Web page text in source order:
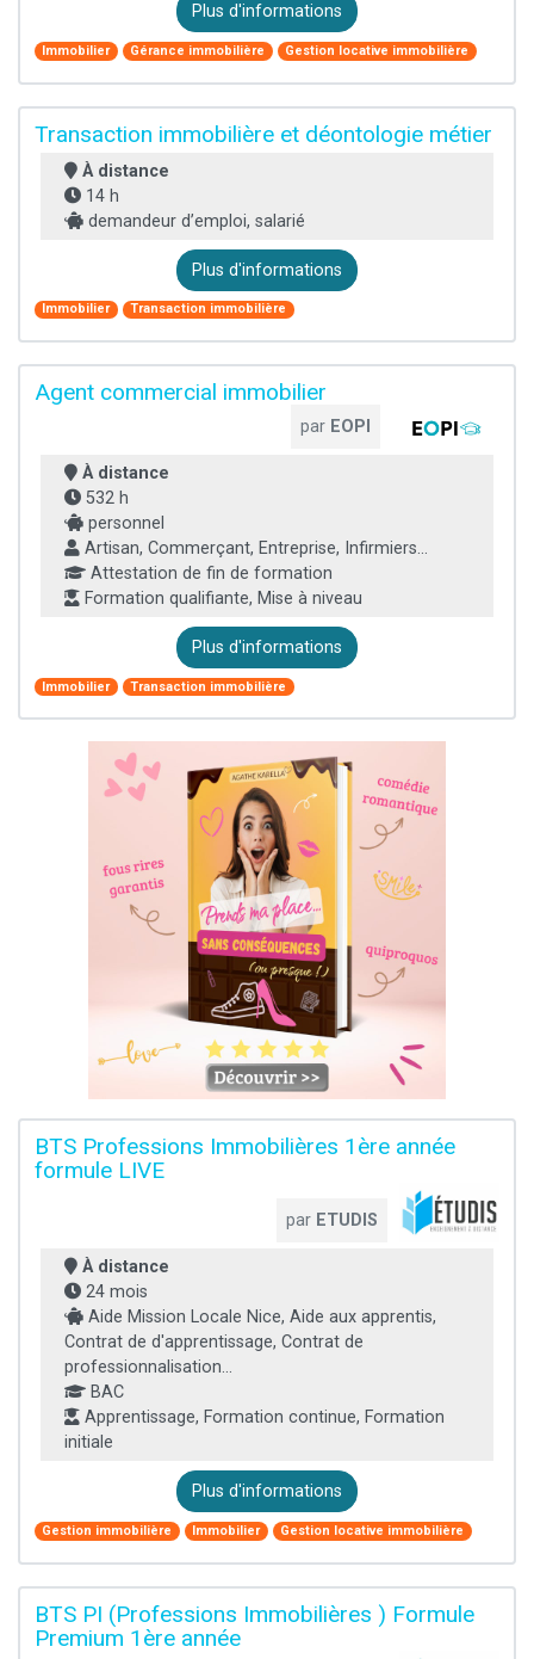
Plus d'informations
Immobilier Gérance immobilière Gestion locative immobilière
Transaction immobilière et déontologie métier
À distance
14 h
demandeur d’emploi, salarié
Plus d'informations
Immobilier Transaction immobilière
Agent commercial immobilier
par EOPI
À distance
532 h
personnel
Artisan, Commerçant, Entreprise, Infirmiers...
Attestation de fin de formation
Formation qualifiante, Mise à niveau
Plus d'informations
Immobilier Transaction immobilière
BTS Professions Immobilières 1ère année
formule LIVE
par ETUDIS
À distance
24 mois
Aide Mission Locale Nice, Aide aux apprentis,
Contrat de d'apprentissage, Contrat de
professionnalisation...
BAC
Apprentissage, Formation continue, Formation
initiale
Plus d'informations
Gestion immobilière Immobilier Gestion locative immobilière
BTS PI (Professions Immobilières ) Formule
Premium 1ère année